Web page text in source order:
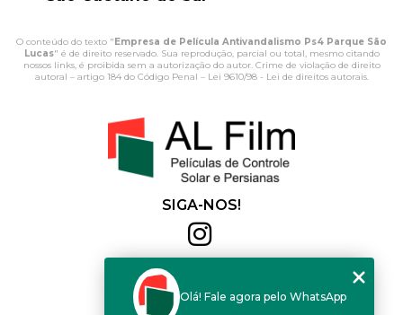
O conteúdo do texto " Empresa de Película Antivandalismo Ps4 Parque São
Lucas" é de direito reservado. Sua reprodução, parcial ou total, mesmo citando
nossos links, é proibida sem a autorização do autor. Crime de violação de direito
autoral – artigo 184 do Código Penal – Lei 9610/98 - Lei de direitos autorais.
SIGA-NOS!
(11) 2564-4684
(11) 94168-2041
Olá! Fale agora pelo WhatsApp